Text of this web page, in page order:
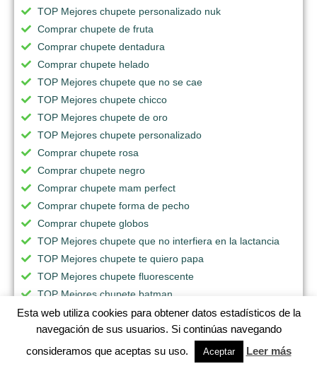
TOP Mejores chupete personalizado nuk
Comprar chupete de fruta
Comprar chupete dentadura
Comprar chupete helado
TOP Mejores chupete que no se cae
TOP Mejores chupete chicco
TOP Mejores chupete de oro
TOP Mejores chupete personalizado
Comprar chupete rosa
Comprar chupete negro
Comprar chupete mam perfect
Comprar chupete forma de pecho
Comprar chupete globos
TOP Mejores chupete que no interfiera en la lactancia
TOP Mejores chupete te quiero papa
TOP Mejores chupete fluorescente
TOP Mejores chupete batman
TOP Mejores chupete termometro
Comprar chupete nuvita
Comprar chupete ortodontico
Esta web utiliza cookies para obtener datos estadísticos de la
navegación de sus usuarios. Si continúas navegando
consideramos que aceptas su uso.
Aceptar Leer más